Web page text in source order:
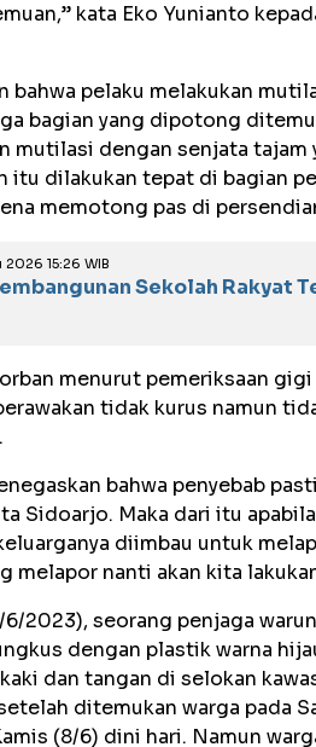
kata Eko Yunianto
bahwa pelaku melakukan
bagian yang dipotong
mutilasi dengan senjata
itu dilakukan tepat di bagian
memotong pas di
15:26 WIB
Sekolah Rakyat
menurut pemeriksaan
tidak kurus namun
bahwa penyebab
Sidoarjo. Maka dari itu
diimbau untuk
melapor nanti akan kita
6/2023), seorang penjaga
dengan plastik warna
dan tangan di selokan
ditemukan warga pada
(8/6) dini hari. Namun